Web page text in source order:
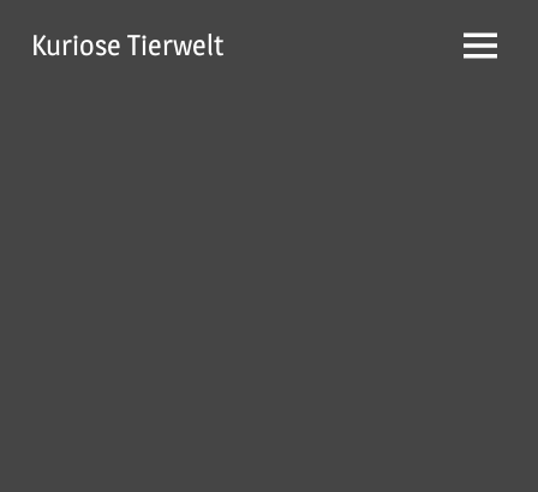
InhaltKuriose Tierwelt Menü